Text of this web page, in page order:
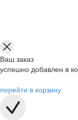
Ваш заказ
успешно добавлен в
перейти в корзину